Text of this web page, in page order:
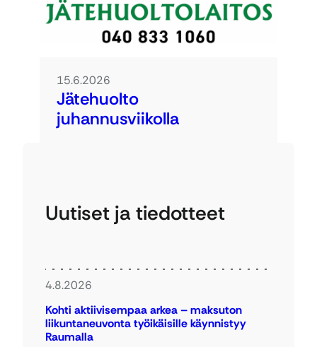
15.6.2026
Jätehuolto
juhannusviikolla
Uutiset ja tiedotteet
4.8.2026
Kohti aktiivisempaa arkea – maksuton
liikuntaneuvonta työikäisille käynnistyy
Raumalla